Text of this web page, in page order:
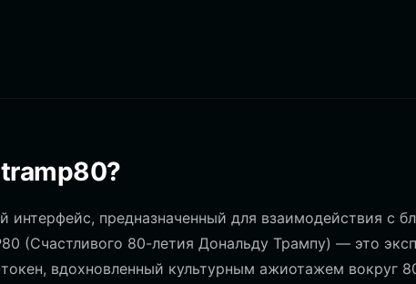
предназначенный для взаимодействия с
(Счастливого 80-летия Дональду Трампу) — это
вдохновленный культурным ажиотажем вокруг